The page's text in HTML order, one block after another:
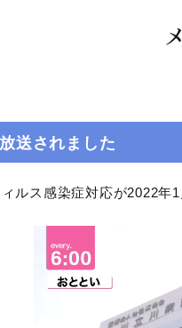
送されました
ルス感染症対応が2022